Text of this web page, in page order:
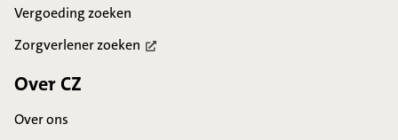
Vergoeding zoeken
Zorgverlenerzoeken
Over CZ
Over ons